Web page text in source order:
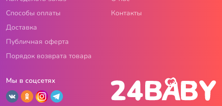
Способы оплаты
Доставка
Публичная оферта
Порядок возврата товара
Контакты
Мы в соцсетях